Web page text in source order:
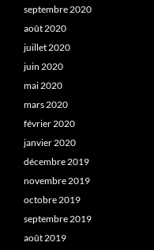
septembre 2020
août 2020
juillet 2020
juin 2020
mai 2020
mars 2020
février 2020
janvier 2020
décembre 2019
novembre 2019
octobre 2019
septembre 2019
août 2019